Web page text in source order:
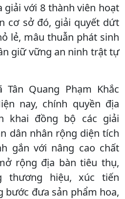
giải với 8 thành viên hoạt
cơ sở đó, giải quyết dứt
lẻ, mâu thuẫn phát sinh
giữ vững an ninh trật tự
Quang Phạm Khắc
nay, chính quyền địa
khai đồng bộ các giải
dân nhân rộng diện tích
gắn với nâng cao chất
rộng địa bàn tiêu thụ,
thương hiệu, xúc tiến
đưa sản phẩm hoa,